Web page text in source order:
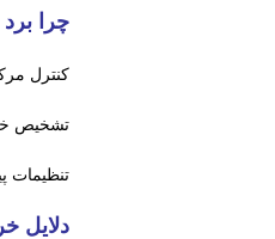
چرا
کنترل
تشخیص
تنظیمات
دلایل